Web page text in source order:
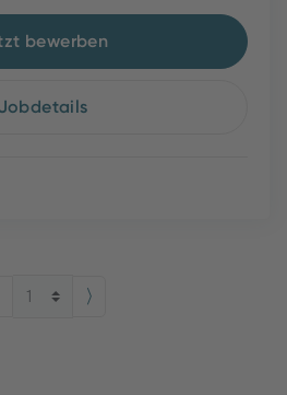
bewerben
Jobdetails
⟩